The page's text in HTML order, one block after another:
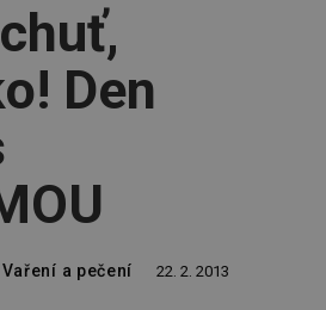
Den
Vaření a pečení 22. 2. 2013